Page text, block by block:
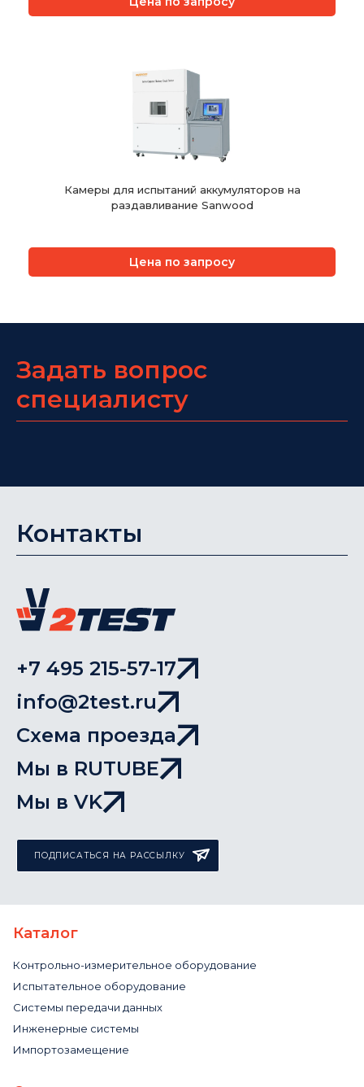
Камеры для испытаний аккумуляторов на
раздавливание Sanwood
Цена по запросу
Задать вопрос
специалисту
Контакты
+7 495 215-57-17
info@2test.ru
Схема проезда
Мы в RUTUBE
Мы в VK
ПОДПИСАТЬСЯ НА РАССЫЛКУ
Каталог
Контрольно-измерительное оборудование
Испытательное оборудование
Системы передачи данных
Инженерные системы
Импортозамещение